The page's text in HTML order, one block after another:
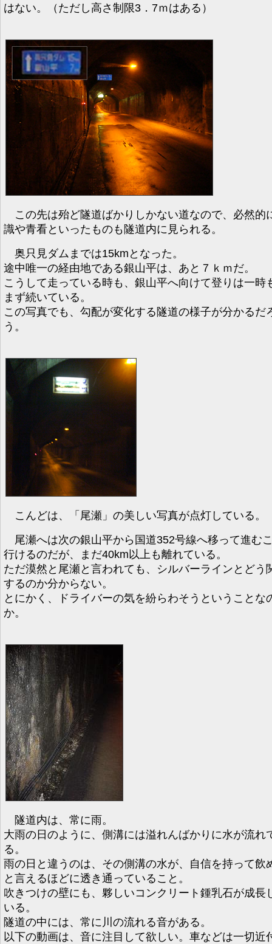
はない。（ただし高さ制限3．7ｍはある）
この先は殆ど隧道ばかりしかない道なので、必然的
識や青看といったものも隧道内に見られる。
奥只見ダムまでは15kmとなった。
途中唯一の経由地である銀山平は、あと７ｋｍだ。
こうして走っている時も、銀山平へ向けて登りは一時
まず続いている。
この写真でも、勾配が変化する隧道の様子が分かるだ
う。
こんどは、「尾瀬」の美しい写真が点灯している。
尾瀬へは次の銀山平から国道352号線へ移って進む
行けるのだが、まだ40km以上も離れている。
ただ漠然と尾瀬と言われても、シルバーラインとどう
するのか分からない。
とにかく、ドライバーの気を紛らわそうということな
か。
隧道内は、常に雨。
大雨の日のように、側溝には溢れんばかりに水が流れ
る。
雨の日と違うのは、その側溝の水が、自信を持って飲
と言えるほどに透き通っていること。
吹きつけの壁にも、夥しいコンクリート鍾乳石が成長
いる。
隧道の中には、常に川の流れる音がある。
以下の動画は、音に注目して欲しい。車などは一切近